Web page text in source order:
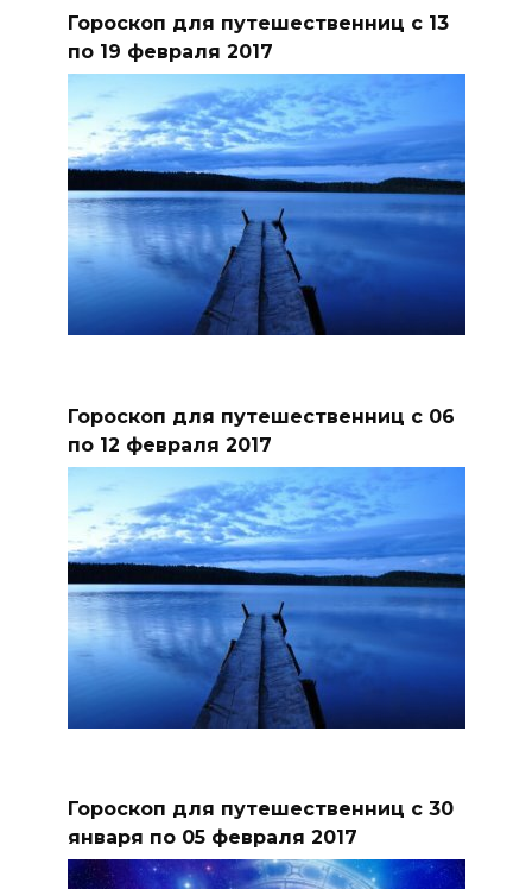
Гороскоп для путешественниц с 13
по 19 февраля 2017
Гороскоп для путешественниц с 06
по 12 февраля 2017
Гороскоп для путешественниц с 30
января по 05 февраля 2017